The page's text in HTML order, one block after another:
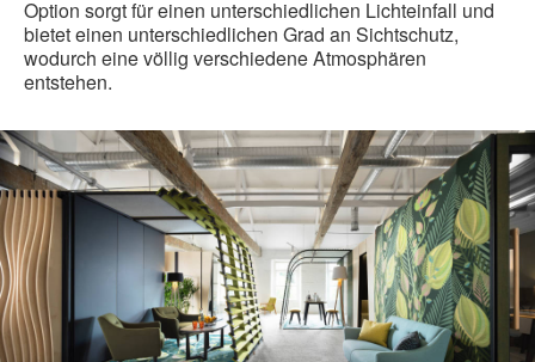
Option sorgt für einen unterschiedlichen Lichteinfall und
bietet einen unterschiedlichen Grad an Sichtschutz,
wodurch eine völlig verschiedene Atmosphären
entstehen.